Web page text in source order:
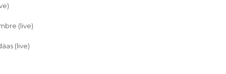
(live)
(live)